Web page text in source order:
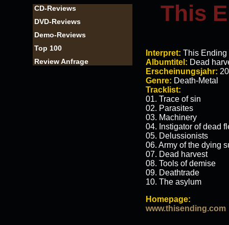
CD-Reviews
DVD-Reviews
Demo-Reviews
Top 100
Review Anfrage
This
Interpret: This Ending
Albumtitel: Dead
Erscheinungsjahr:
Genre: Death-Metal
Tracklist:
01. Trace of sin
02. Parasites
03. Machinery
04. Instigator of dead
05. Delussionists
06. Army of the dying
07. Dead harvest
08. Tools of demise
09. Deathtrade
10. The asylum
Homepage:
www.thisending.com